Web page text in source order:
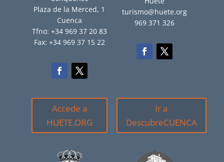
Plaza de la Merced, 1
Cuenca
Tfno: +34 969 37 20 83
Fax: +34 969 37 15 22
turismo@huete.org
969 371 326
Accede a
HUETE.ORG
Ir a
DescubreCUENCA